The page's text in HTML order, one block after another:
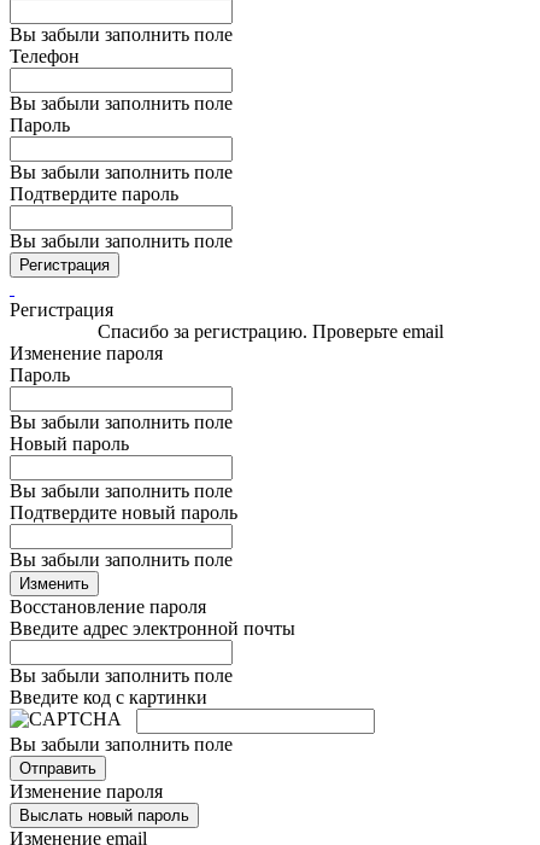
Вы забыли заполнить поле
Телефон
Вы забыли заполнить поле
Пароль
Вы забыли заполнить поле
Подтвердите пароль
Вы забыли заполнить поле
Регистрация
Регистрация
Спасибо за регистрацию. Проверьте email
Изменение пароля
Пароль
Вы забыли заполнить поле
Новый пароль
Вы забыли заполнить поле
Подтвердите новый пароль
Вы забыли заполнить поле
Изменить
Восстановление пароля
Введите адрес электронной почты
Вы забыли заполнить поле
Введите код с картинки
Вы забыли заполнить поле
Отправить
Изменение пароля
Выслать новый пароль
Изменение email